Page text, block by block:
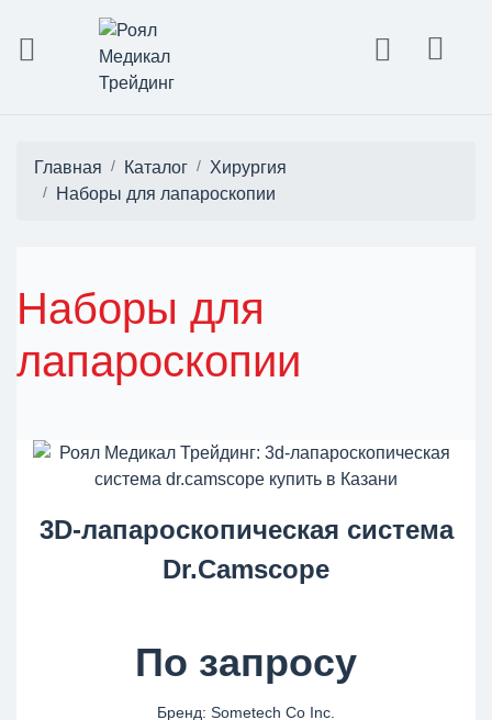
Главная Каталог
Хирургия
Наборы для лапароскопии
Наборы для
лапароскопии
3D-лапароскопическая система
Dr.Camscope
По запросу
Бренд: Sometech Co Inc.